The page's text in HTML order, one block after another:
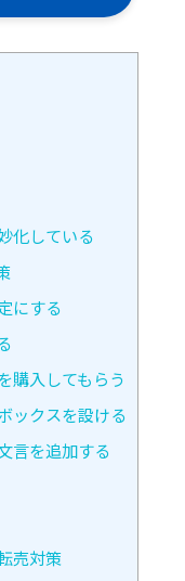
化している
にする
購入してもらう
ックスを設ける
言を追加する
売対策